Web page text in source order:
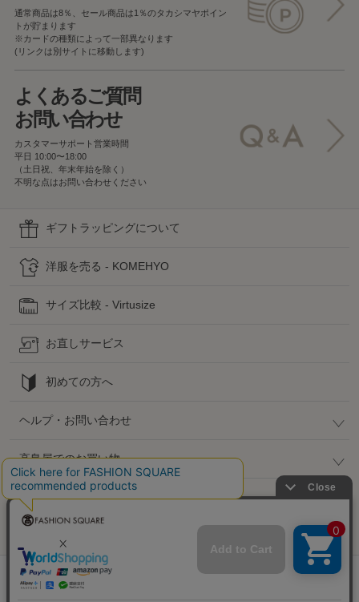
通常商品は8％、セール商品は1％のタカシマヤポイン
トが貯まります
※カードの種類によって一部異なります
(リンクは別サイトに移動します)
よくあるご質問
お問い合わせ
カスタマーサポート営業時間
平日 10:00〜18:00
（土日祝、年末年始を除く）
不明な点はお問い合わせください
ギフトラッピングについて
洋服を売る - KOMEHYO
サイズ比較 - Virtusize
お直しサービス
初めての方へ
ヘルプ・お問い合わせ
高島屋でのお買い物
公式SNS